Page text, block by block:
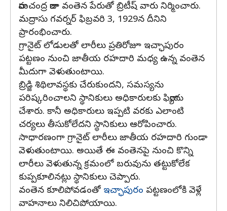
రామచంద్ర రాజా వంతెన పేరుతో బ్రిటీష్ వారు నిర్మించారు.
మద్రాసు గవర్నర్ ఫిబ్రవరి 3, 1929న దీనిని
ప్రారంభించారు.
గ్రానైట్ లోడులతో లారీలు ప్రతిరోజూ ఇచ్ఛాపురం
పట్టణం నుంచి జాతీయ రహదారి మధ్య ఉన్న వంతెన
మీదుగా వెళుతుంటాయి.
బ్రిడ్జి శిథిలావస్థకు చేరుకుందని, సమస్యను
పరిష్కరించాలని స్థానికులు అధికారులకు ఫిర్యాదు
చేశారు. కానీ అధికారులు ఇప్పటి వరకు ఎలాంటి
చర్యలు తీసుకోలేదని స్థానికులు ఆరోపించారు.
సాధారణంగా గ్రానైట్ లారీలు జాతీయ రహదారి గుండా
వెళుతుంటాయి. అయితే ఈ వంతెనపై నుంచి కొన్ని
లారీలు వెళుతున్న క్రమంలో బరువును తట్టుకోలేక
కుప్పకూలినట్లు స్థానికులు చెప్పారు.
వంతెన కూలిపోవడంతో ఇచ్ఛాపురం పట్టణంలోకి వెళ్లే
వాహనాలు నిలిచిపోయాయి.